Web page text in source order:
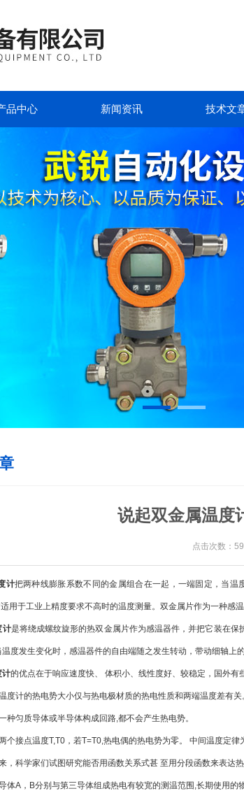
品中心 新闻资讯 技术文
说起双金属温度
点击次数：
计把两种线膨胀系数不同的金属组合在一起，一端固定，当
用于工业上精度要求不高时的温度测量。双金属片作为一种感
计是将绕成螺纹旋形的热双金属片作为感温器件，并把它装在
度发生变化时，感温器件的自由端随之发生转动，带动细轴上
计的优点在于响应速度快、 体积小、线性度好、较稳定，国外有
计的热电势大小仅与热电极材质的热电性质和两端温度差有关
匀质导体或半导体构成回路,都不会产生热电势。
接点温度T,T0，若T=T0,热电偶的热电势为零。 中间温度定律
科学家们试图研究能否用函数关系式甚 至用分段函数来表达热
A，B分别与第三导体组成热电有较宽的测温范围,长期使用的